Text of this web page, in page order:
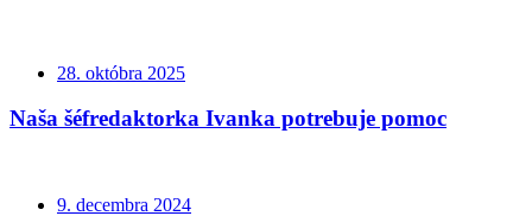
28. októbra 2025
Naša šéfredaktorka Ivanka potrebuje pomoc
9. decembra 2024